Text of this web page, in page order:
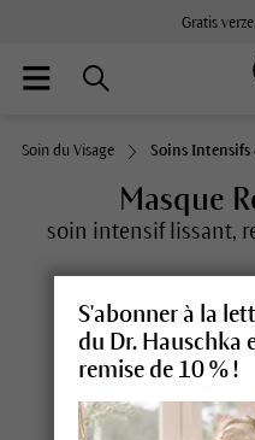
Gratis
Soin du Visage Soins Intensifs
Masque
soin intensif lissant,
S'abonner à la
du Dr. Hauschka
remise de 10 % !